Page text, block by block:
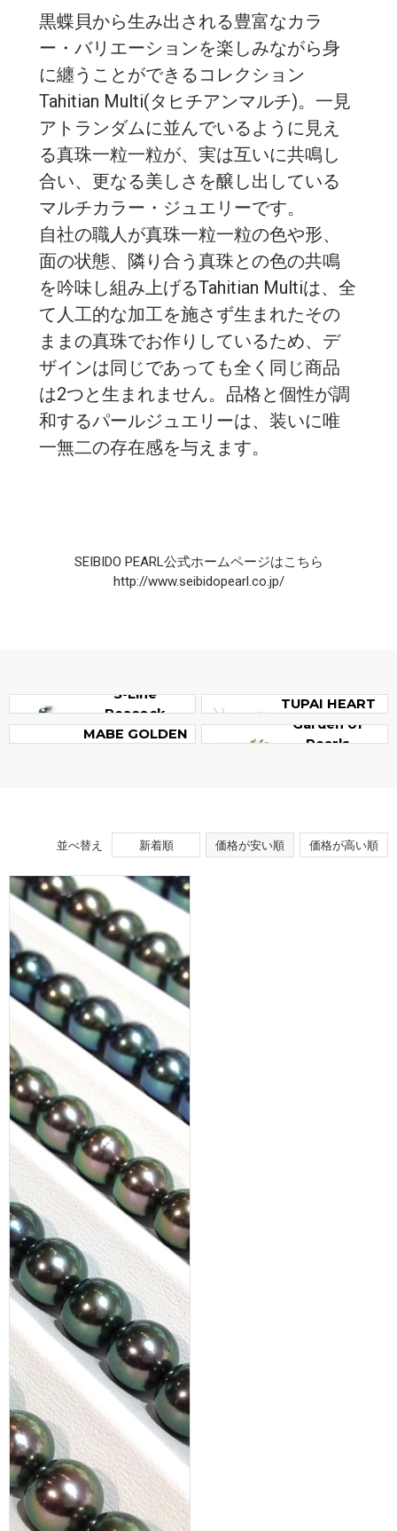
黒蝶貝から生み出される豊富なカラ
ー・バリエーションを楽しみながら身
に纏うことができるコレクション
Tahitian Multi(タヒチアンマルチ)。一見
アトランダムに並んでいるように見え
る真珠一粒一粒が、実は互いに共鳴し
合い、更なる美しさを醸し出している
マルチカラー・ジュエリーです。
自社の職人が真珠一粒一粒の色や形、
面の状態、隣り合う真珠との色の共鳴
を吟味し組み上げるTahitian Multiは、全
て人工的な加工を施さず生まれたその
ままの真珠でお作りしているため、デ
ザインは同じであっても全く同じ商品
は2つと生まれません。品格と個性が調
和するパールジュエリーは、装いに唯
一無二の存在感を与えます。
SEIBIDO PEARL公式ホームページはこちら
http://www.seibidopearl.co.jp/
S-Line
Peacock
TUPAI HEART
MABE GOLDEN
Garden of
Pearls
並べ替え 新着順 価格が安い順 価格が高い順